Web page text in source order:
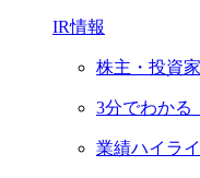
IR情報
株主・投資
3分でわかる
業績ハイラ